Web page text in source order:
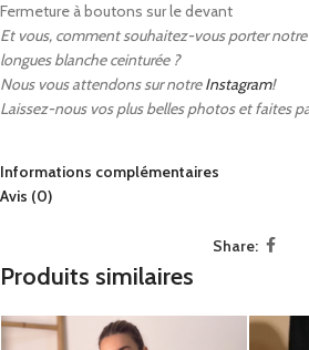
Fermeture à boutons sur le devant
Et vous, comment souhaitez-vous porter
longues blanche ceinturée ?
Nous vous attendons sur notreInstagram!
Laissez-nous vos plus belles photos et faites
Informations complémentaires
Avis (0)
Share:
Produits similaires